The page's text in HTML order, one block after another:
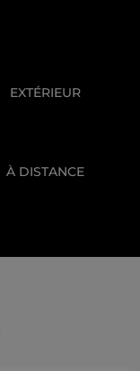
EXTÉRIEUR
À DISTANCE